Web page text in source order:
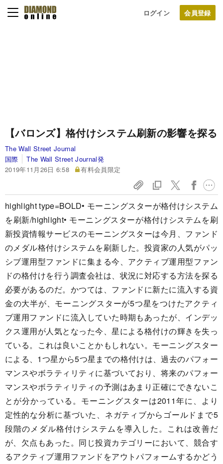
ログイン
【バロンズ】格付けシステム刷新の影響を探る
The Wall Street Journal
国際
The Wall Street Journal発
2019年11月26日 6:58
有料会員限定
highlight type=BOLD• モーニングスターが格付けシステム
を刷新/highlight• モーニングスターが格付けシステムを刷
新投資情報サービスのモーニングスターは今月、ファンド
のメダル格付けシステムを刷新した。投資家の人気がパッ
シブ運用型ファンドに集まる今、アクティブ運用型ファン
ドの格付けを行う調査会社は、状況に対応する方法を探る
必要があるのだ。かつては、ファンドに新たに流入する資
金の大半が、モーニングスターが5つ星をつけたアクティ
ブ運用ファンドに流入していた時期もあったが、インデッ
クス運用が人気となった今、星による格付けの輝きを失っ
ている。これは良いことかもしれない。モーニングスター
による、1つ星から5つ星までの格付けは、過去のパフォー
マンスやボラティリティに基づいており、将来のパフォー
マンスやボラティリティの予測はあまり正確にできないこ
とが分かっている。モーニングスターは2011年に、より
定性的な分析に基づいた、ネガティブからゴールドまで5
段階のメダル格付けシステムを導入した。これは改善だ
が、欠点もあった。同じ投資カテゴリーにおいて、競合す
るアクティブ運用ファンドをアウトパフォームするかどう